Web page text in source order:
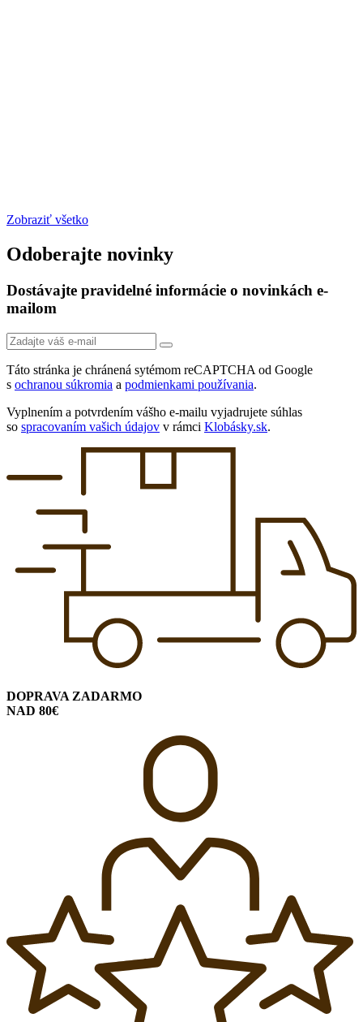
Zobraziť všetko
Odoberajte novinky
Dostávajte pravidelné informácie o novinkách e-
mailom
Táto stránka je chránená sytémom reCAPTCHA od Google
s ochranou súkromia a podmienkami používania.
Vyplnením a potvrdením vášho e-mailu vyjadrujete súhlas
so spracovaním vašich údajov v rámci Klobásky.sk.
DOPRAVA ZADARMO
NAD 80€